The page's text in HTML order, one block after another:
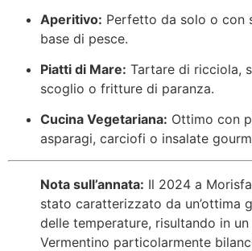
Aperitivo: Perfetto da solo o con
base di pesce.
Piatti di Mare: Tartare di ricciola,
scoglio o fritture di paranza.
Cucina Vegetariana: Ottimo con
asparagi, carciofi o insalate
Nota sull’annata: Il 2024 a
stato caratterizzato da un’ottima
delle temperature, risultando in un
Vermentino particolarmente